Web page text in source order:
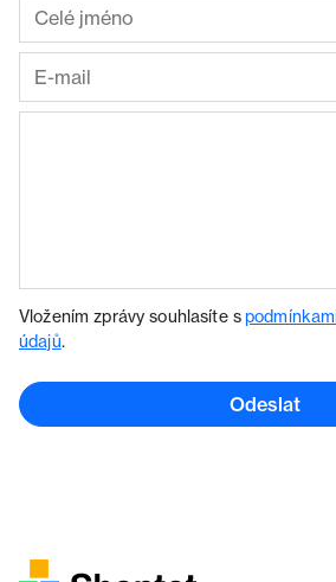
Vložením zprávy souhlasíte s
údajů.
Odeslat